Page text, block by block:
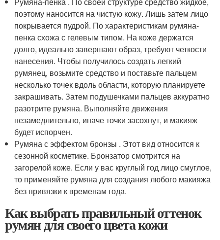
поэтому наносится на чистую кожу. Лишь затем лицо
покрывается пудрой. По характеристикам румяна-
пенка схожа с гелевым типом. На коже держатся
долго, идеально завершают образ, требуют четкости
нанесения. Чтобы получилось создать легкий
румянец, возьмите средство и поставьте пальцем
несколько точек вдоль области, которую планируете
закрашивать. Затем подушечками пальцев аккуратно
разотрите румяна. Выполняйте движения
незамедлительно, иначе точки засохнут, и макияж
будет испорчен.
Румяна с эффектом бронзы . Этот вид относится к
сезонной косметике. Бронзатор смотрится на
загорелой коже. Если у вас круглый год лицо смуглое,
то применяйте румяна для создания любого макияжа
без привязки к временам года.
Как выбрать правильный оттенок
румян для своего цвета кожи